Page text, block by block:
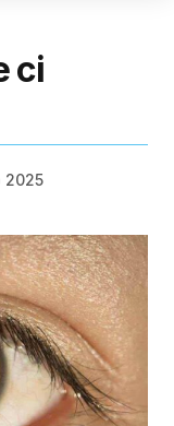
ci
2025